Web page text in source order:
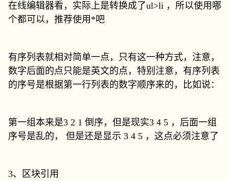
在线编辑器看，实际上是转换成了ul>li ，所以使用哪
个都可以，推荐使用*吧
有序列表就相对简单一点，只有这一种方式，注意，
数字后面的点只能是英文的点，特别注意，有序列表
的序号是根据第一行列表的数字顺序来的，比如说：
第一组本来是3 2 1 倒序，但是现实3 4 5 ，后面一组
序号是乱的， 但是还是显示 3 4 5 ，这点必须注意了
3、区块引用